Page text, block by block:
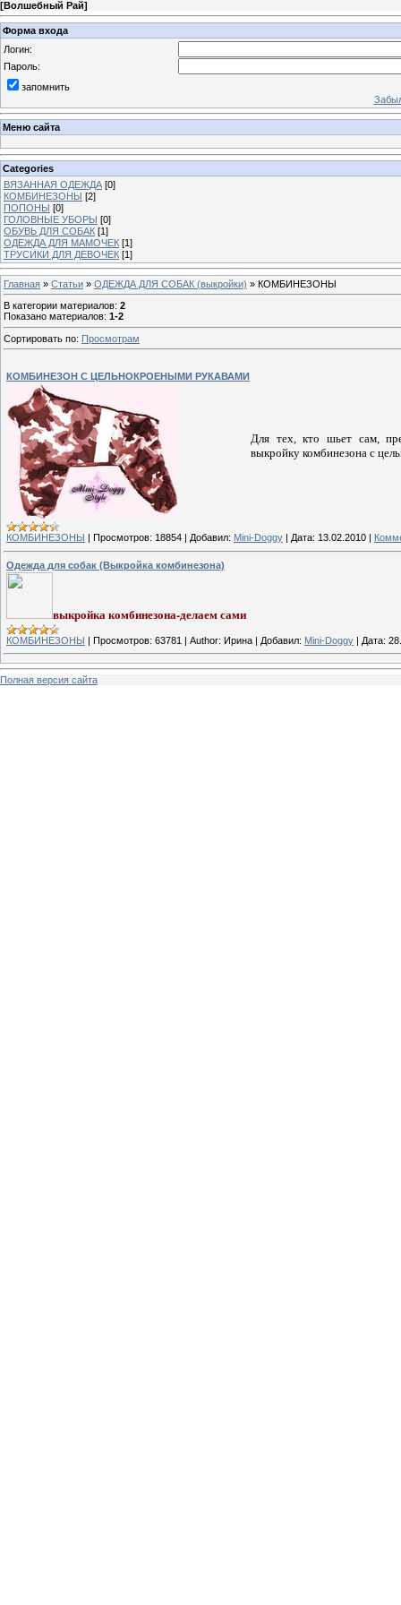
[Волшебный Рай]
Форма входа
Логин:
Пароль:
запомнить
Меню сайта
Categories
ВЯЗАННАЯ ОДЕЖДА [0]
КОМБИНЕЗОНЫ [2]
ПОПОНЫ [0]
ГОЛОВНЫЕ УБОРЫ [0]
ОБУВЬ ДЛЯ СОБАК [1]
ОДЕЖДА ДЛЯ МАМОЧЕК [1]
ТРУСИКИ ДЛЯ ДЕВОЧЕК [1]
Главная » Статьи » ОДЕЖДА ДЛЯ СОБАК (выкройки) » КОМБИНЕЗОНЫ
В категории материалов: 2
Показано материалов: 1-2
Сортировать по: Просмотрам
КОМБИНЕЗОН С ЦЕЛЬНОКРОЕНЫМИ РУКАВАМИ
Для тех, кто шьет сам,
выкройку комбинезона с
КОМБИНЕЗОНЫ Просмотров: 18854 Добавил: Mini-Doggy Дата: 13.02.2010
Одежда для собак (Выкройка комбинезона)
выкройка комбинезона-делаем сами
КОМБИНЕЗОНЫ | Просмотров: 63781 | Author: Ирина | Добавил: Mini-Doggy | Дата:
Полная версия сайта